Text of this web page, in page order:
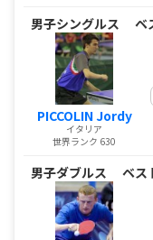
男子シングルス ベ
PICCOLIN Jordy
イタリア
世界ランク 630
男子ダブルス ベス